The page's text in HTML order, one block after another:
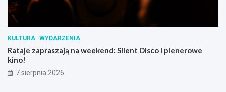
KULTURA WYDARZENIA
Rataje zapraszają na weekend: Silent Disco i plenerowe
kino!
7 sierpnia 2026